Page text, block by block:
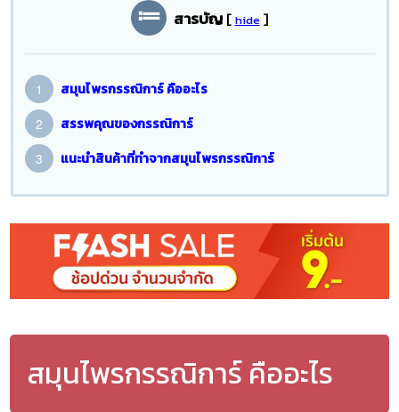
สารบัญ [ hide ]
สมุนไพรกรรณิการ์ คืออะไร
สรรพคุณของกรรณิการ์
แนะนำสินค้าที่ทำจากสมุนไพรกรรณิการ์
สมุนไพรกรรณิการ์ คืออะไร